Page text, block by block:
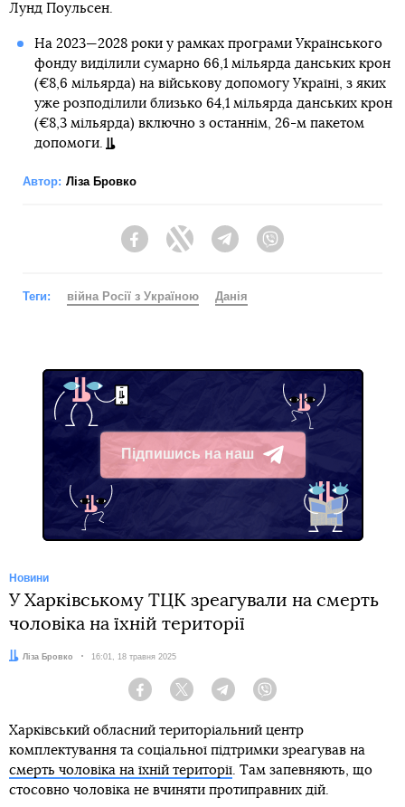
Лунд Поульсен.
На 2023—2028 роки у рамках програми Українського
фонду виділили сумарно 66,1 мільярда данських крон
(€8,6 мільярда) на військову допомогу Україні, з яких
уже розподілили близько 64,1 мільярда данських крон
(€8,3 мільярда) включно з останнім, 26-м пакетом
допомоги.
Автор: Ліза Бровко
FacebookTwitter Telegram
Теги: війна Росії з Україною Данія
Підпишись на наш
Telegram
Новини
У Харківському ТЦК зреагували на смерть
чоловіка на їхній території
Автор:
Ліза Бровко Дата:
16:01, 18 травня 2025
Facebook Twitter Telegram
Харківський обласний територіальний центр
комплектування та соціальної підтримки зреагував на
смерть чоловіка на їхній території . Там запевняють, що
стосовно чоловіка не вчиняти протиправних дій.